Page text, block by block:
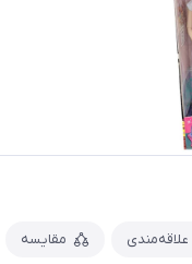
علاقه‌مندی مقایسه